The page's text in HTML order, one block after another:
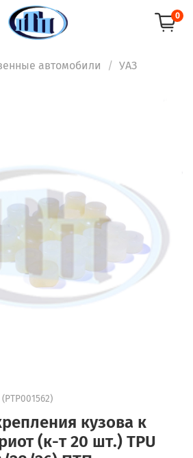
0
автомобили УАЗ
кузова к
(к-т 20 шт.) TPU